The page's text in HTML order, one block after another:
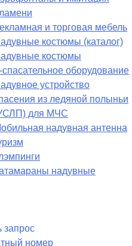
и торговая мебель
костюмы (каталог)
костюмы
оборудование
устройство
из ледяной полыньи
для МЧС
надувная антенна
надувные
запрос
номер